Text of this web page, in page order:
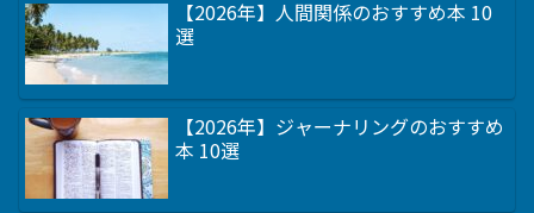
【2026年】人間関係のおすすめ本 10
選
【2026年】ジャーナリングのおすすめ
本 10選